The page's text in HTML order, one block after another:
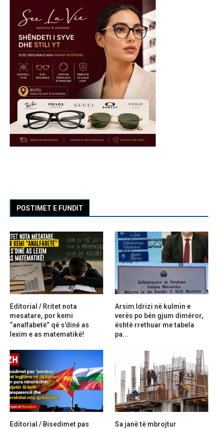
POSTIMET E FUNDIT
Editorial / Rritet nota
mesatare, por kemi
“analfabetë” që s’dinë as
lexim e as matematikë!
Arsim Idrizi në kulmin e
verës po bën gjum dimëror,
është rrethuar me tabela
pa...
Editorial / Bisedimet pas
Sa janë të mbrojtur